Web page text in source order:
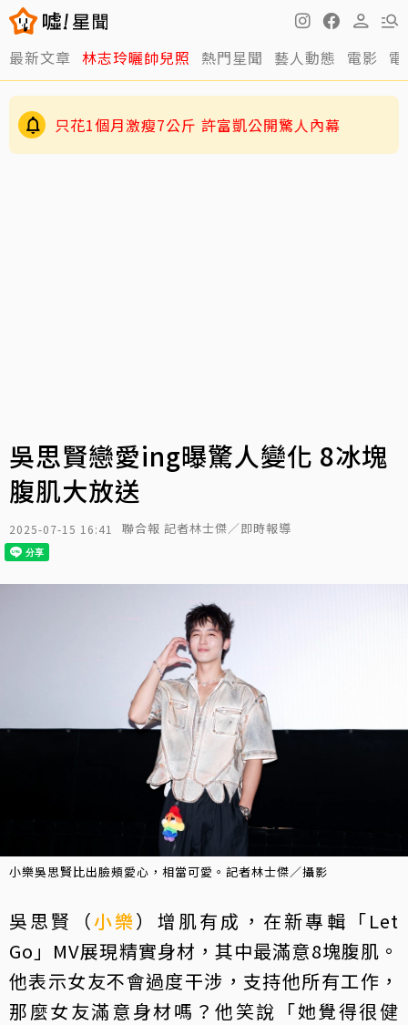
最新文章 林志玲曬帥兒照 熱門星聞 藝人動態 電影
只花1個月激瘦7公斤 許富凱公開驚人內幕
吳思賢戀愛ing曝驚人變化 8冰塊
腹肌大放送
2025-07-15 16:41 聯合報 記者林士傑／即時報導
小樂吳思賢比出臉頰愛心，相當可愛。記者林士傑／攝影
吳思賢（小樂）增肌有成，在新專輯「Let
Go」MV展現精實身材，其中最滿意8塊腹肌。
他表示女友不會過度干涉，支持他所有工作，
那麼女友滿意身材嗎？他笑說「她覺得很健